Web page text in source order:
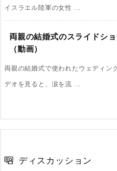
イスラエル陸軍の女性 ...
両親の結婚式のスライドシ
（動画）
両親の結婚式で使われたウェディン
デオを見ると、涙を流 ...
ディスカッション